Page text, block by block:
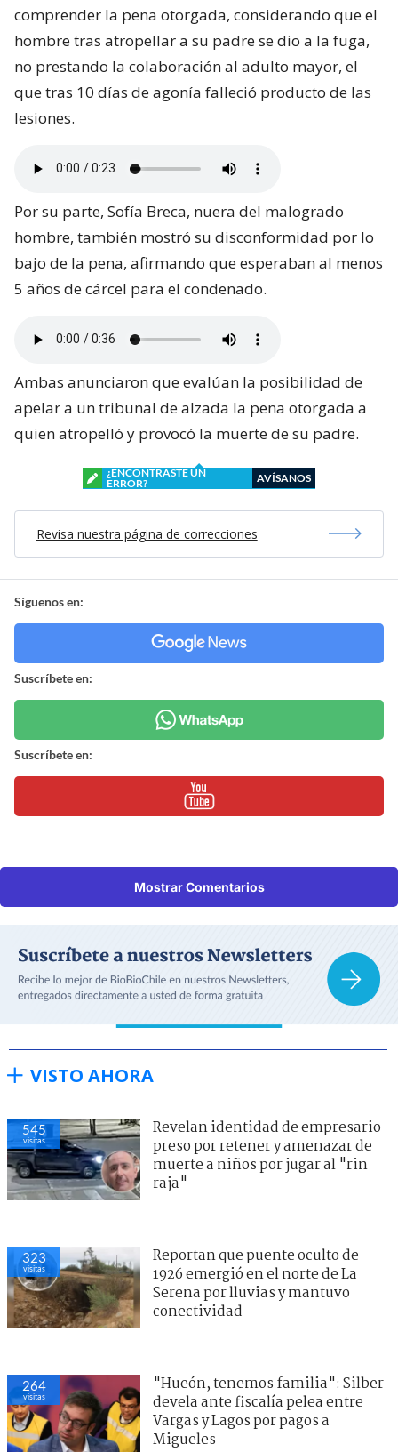
comprender la pena otorgada, considerando que el
hombre tras atropellar a su padre se dio a la fuga,
no prestando la colaboración al adulto mayor, el
que tras 10 días de agonía falleció producto de las
lesiones.
Por su parte, Sofía Breca, nuera del malogrado
hombre, también mostró su disconformidad por lo
bajo de la pena, afirmando que esperaban al menos
5 años de cárcel para el condenado.
Ambas anunciaron que evalúan la posibilidad de
apelar a un tribunal de alzada la pena otorgada a
quien atropelló y provocó la muerte de su padre.
¿ENCONTRASTE UN
ERROR?
AVÍSANOS
Revisa nuestra página de correcciones
Síguenos en:
Suscríbete en:
Suscríbete en:
Mostrar Comentarios
VISTO AHORA
545
visitas
Revelan identidad de empresario
preso por retener y amenazar de
muerte a niños por jugar al "rin
raja"
323
visitas
Reportan que puente oculto de
1926 emergió en el norte de La
Serena por lluvias y mantuvo
conectividad
264
visitas
"Hueón, tenemos familia": Silber
devela ante fiscalía pelea entre
Vargas y Lagos por pagos a
Migueles